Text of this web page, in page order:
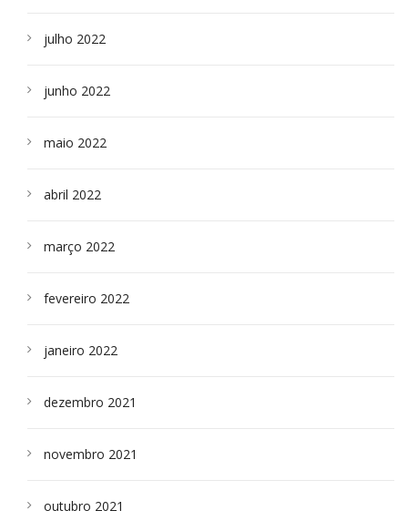
julho 2022
junho 2022
maio 2022
abril 2022
março 2022
fevereiro 2022
janeiro 2022
dezembro 2021
novembro 2021
outubro 2021